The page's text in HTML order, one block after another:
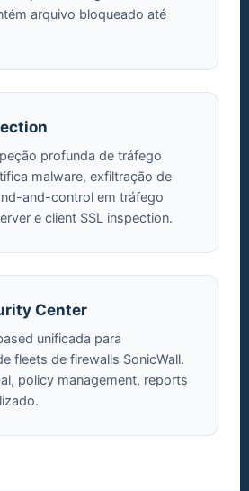
arquivo bloqueado até
profunda de tráfego
malware, exfiltração de
and-control em tráfego
e client SSL inspection.
Center
unificada para
fleets de firewalls SonicWall.
policy management, reports